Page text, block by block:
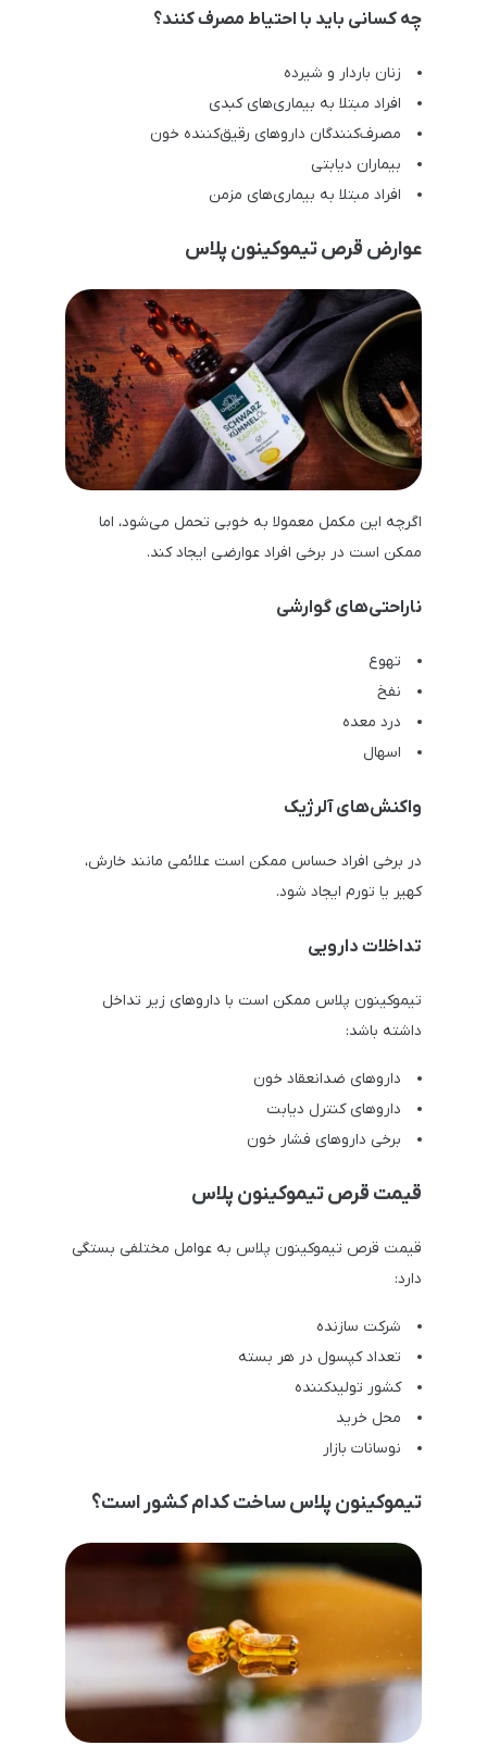
چه کسانی باید با احتیاط مصرف کنند؟
زنان باردار و شیرده
افراد مبتلا به بیماری‌های کبدی
مصرف‌کنندگان داروهای رقیق‌کننده خون
بیماران دیابتی
افراد مبتلا به بیماری‌های مزمن
عوارض قرص تیموکینون پلاس
اگرچه این مکمل معمولا به خوبی تحمل می‌شود، اما
ممکن است در برخی افراد عوارضی ایجاد کند.
ناراحتی‌های گوارشی
تهوع
نفخ
درد معده
اسهال
واکنش‌های آلرژیک
در برخی افراد حساس ممکن است علائمی مانند خارش،
کهیر یا تورم ایجاد شود.
تداخلات دارویی
تیموکینون پلاس ممکن است با داروهای زیر تداخل
داشته باشد:
داروهای ضدانعقاد خون
داروهای کنترل دیابت
برخی داروهای فشار خون
قیمت قرص تیموکینون پلاس
قیمت قرص تیموکینون پلاس به عوامل مختلفی بستگی
دارد:
شرکت سازنده
تعداد کپسول در هر بسته
کشور تولیدکننده
محل خرید
نوسانات بازار
تیموکینون پلاس ساخت کدام کشور است؟